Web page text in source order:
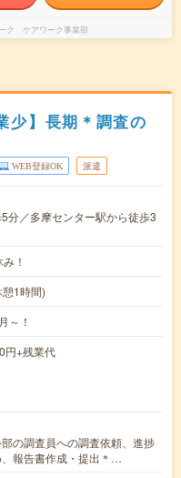
ク ケアワーク事業部
少】長期＊調査の
WEB登録OK 派遣
分／多摩センター駅から徒歩3
！
1時間)
～！
+残業代
の調査員への調査依頼、進捗
報告書作成・提出＊…